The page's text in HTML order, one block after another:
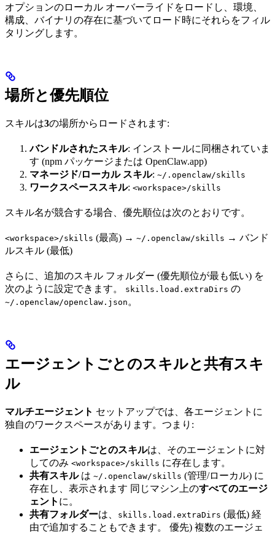
オプションのローカル オーバーライドをロードし、環境、
構成、バイナリの存在に基づいてロード時にそれらをフィル
タリングします。
場所と優先順位
スキルは3の場所からロードされます:
バンドルされたスキル: インストールに同梱されていま
す (npm パッケージまたは OpenClaw.app)
マネージド/ローカル スキル: ~/.openclaw/skills
ワークスペーススキル: <workspace>/skills
スキル名が競合する場合、優先順位は次のとおりです。
<workspace>/skills (最高) → ~/.openclaw/skills → バンド
ルスキル (最低)
さらに、追加のスキル フォルダー (優先順位が最も低い) を
次のように設定できます。
skills.load.extraDirs の
~/.openclaw/openclaw.json 。
エージェントごとのスキルと共有スキ
ル
マルチエージェント セットアップでは、各エージェントに
独自のワークスペースがあります。つまり:
エージェントごとのスキルは、そのエージェントに対
してのみ <workspace>/skills に存在します。
共有スキルは ~/.openclaw/skills (管理/ローカル) に
存在し、表示されます 同じマシン上のすべてのエージ
ェント に。
共有フォルダーは、 skills.load.extraDirs (最低) 経
由で追加することもできます。 優先) 複数のエージェ